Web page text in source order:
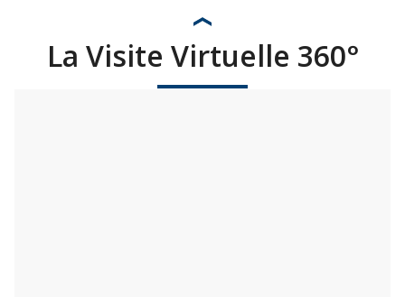
La Visite Virtuelle 360°